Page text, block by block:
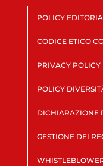
POLICY
CODICE ETICO
PRIVACY POLICY
POLICY
DICHIARAZIONE
GESTIONE DEI